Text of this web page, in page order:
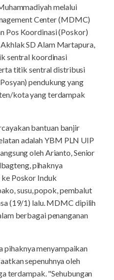
melalui
Center (MDMC)
Pos Koordinasi (Poskor)
SD Alam Martapura,
sentral koordinasi
titik sentral distribusi
pendukung yang
kota yang terdampak
bantuan banjir
adalah YBM PLN UIP
oleh Arianto, Senior
pihaknya
Poskor Induk
susu, popok, pembalut
(19/1) lalu. MDMC dipilih
berbagai penanganan
pihaknya menyampaikan
sepenuhnya oleh
terdampak. "Sehubungan